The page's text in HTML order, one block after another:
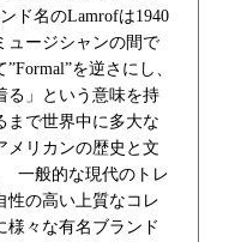
ド名のLamrofは1940
ュージシャンの間で
を逆さにし、
る」という意味を持
まで世界中に多大な
メリカンの歴史と文
一般的な現代のトレ
性の高い上質なコレ
様々な有名ブランド